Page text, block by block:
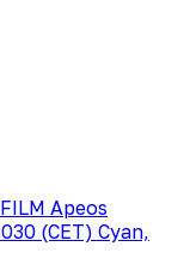
Apeos
(CET) Cyan,